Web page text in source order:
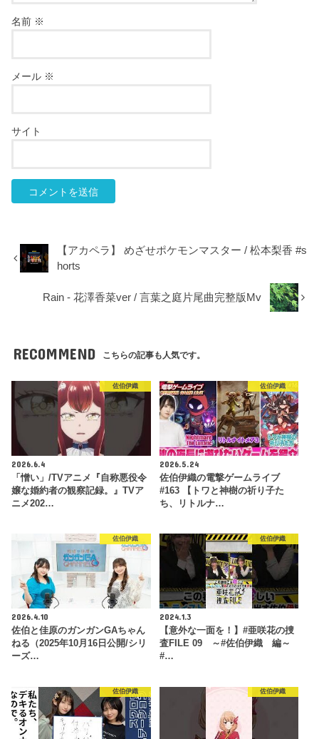
名前 ※
メール ※
サイト
【アカペラ】 めざせポケモンマスター / 松本梨香 #s
horts
Rain - 花澤香菜ver / 言葉之庭片尾曲完整版Mv
RECOMMEND こちらの記事も人気です。
佐伯伊織
2026.6.4
「憎い」/TVアニメ『自称悪役令
嬢な婚約者の観察記録。』TVア
ニメ202…
佐伯伊織
2026.5.24
佐伯伊織の電撃ゲームライブ
#163 【トワと神樹の祈り子た
ち、リトルナ…
佐伯伊織
2026.4.10
佐伯と佳原のガンガンGAちゃん
ねる（2025年10月16日公開/シリ
ーズ…
佐伯伊織
2024.1.3
【意外な一面を！】#亜咲花の捜
査FILE 09 ～#佐伯伊織 編～
#…
佐伯伊織 佐伯伊織